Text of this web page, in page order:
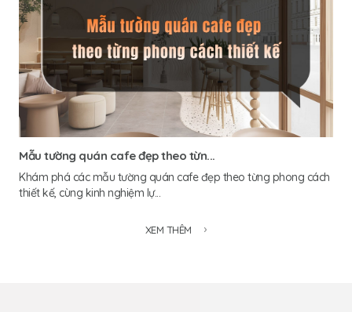
Mẫu tường quán cafe đẹp theo từn...
Khám phá các mẫu tường quán cafe đẹp theo từng phong cách
thiết kế, cùng kinh nghiệm lự...
XEM THÊM